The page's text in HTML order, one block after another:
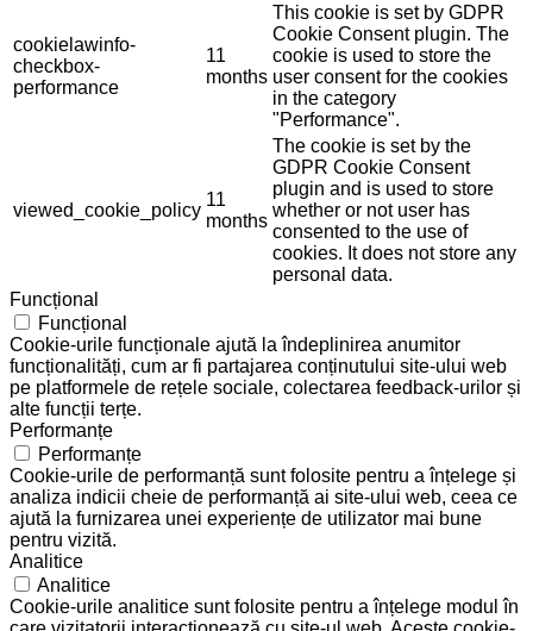
cookielawinfo-
checkbox-
performance
11
months
This cookie is set by GDPR
Cookie Consent plugin. The
cookie is used to store the
user consent for the cookies
in the category
"Performance".
viewed_cookie_policy
11
months
The cookie is set by the
GDPR Cookie Consent
plugin and is used to store
whether or not user has
consented to the use of
cookies. It does not store any
personal data.
Funcțional
Funcțional
Cookie-urile funcționale ajută la îndeplinirea anumitor
funcționalități, cum ar fi partajarea conținutului site-ului web
pe platformele de rețele sociale, colectarea feedback-urilor și
alte funcții terțe.
Performanțe
Performanțe
Cookie-urile de performanță sunt folosite pentru a înțelege și
analiza indicii cheie de performanță ai site-ului web, ceea ce
ajută la furnizarea unei experiențe de utilizator mai bune
pentru vizită.
Analitice
Analitice
Cookie-urile analitice sunt folosite pentru a înțelege modul în